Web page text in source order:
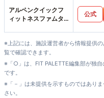
アルペンクイックフ
ィットネスファムタ
公式
※上記には、施設運営者から情報提供
覧で確認できます。
※「○」は、FIT PALETTE編集部が独
です。
※「－」は未提供を示すものではあり
さい。